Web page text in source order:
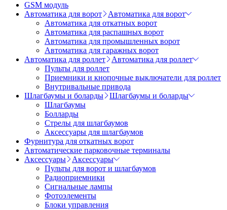
GSM модуль
Автоматика для ворот
Автоматика для ворот
Автоматика для откатных ворот
Автоматика для распашных ворот
Автоматика для промышленных ворот
Автоматика для гаражных ворот
Автоматика для роллет
Автоматика для роллет
Пульты для роллет
Приемники и кнопочные выключатели для роллет
Внутривальные привода
Шлагбаумы и боларды
Шлагбаумы и боларды
Шлагбаумы
Болларды
Стрелы для шлагбаумов
Аксессуары для шлагбаумов
Фурнитура для откатных ворот
Автоматические парковочные терминалы
Аксессуары
Аксессуары
Пульты для ворот и шлагбаумов
Радиоприемники
Сигнальные лампы
Фотоэлементы
Блоки управления